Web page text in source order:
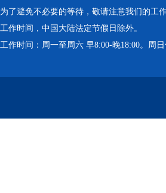
为了避免不必要的等待，敬请注意我们的工
工作时间，中国大陆法定节假日除外。
工作时间：周一至周六 早8:00-晚18:00。周